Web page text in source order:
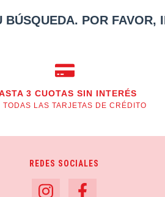
POR FAVOR,
3 CUOTAS SIN INTERÉS
TODAS LAS TARJETAS DE CRÉDITO
REDES SOCIALES